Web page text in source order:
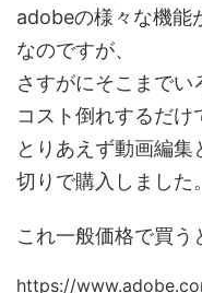
adobeの様々な機能
なのですが、
さすがにそこまでい
コスト倒れするだけ
とりあえず動画編
切りで購入しました。
これ一般価格で買う
https://